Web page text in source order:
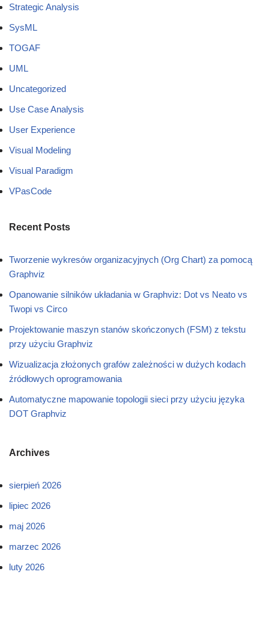
Strategic Analysis
SysML
TOGAF
UML
Uncategorized
Use Case Analysis
User Experience
Visual Modeling
Visual Paradigm
VPasCode
Recent Posts
Tworzenie wykresów organizacyjnych (Org Chart) za pomocą
Graphviz
Opanowanie silników układania w Graphviz: Dot vs Neato vs
Twopi vs Circo
Projektowanie maszyn stanów skończonych (FSM) z tekstu
przy użyciu Graphviz
Wizualizacja złożonych grafów zależności w dużych kodach
źródłowych oprogramowania
Automatyczne mapowanie topologii sieci przy użyciu języka
DOT Graphviz
Archives
sierpień 2026
lipiec 2026
maj 2026
marzec 2026
luty 2026